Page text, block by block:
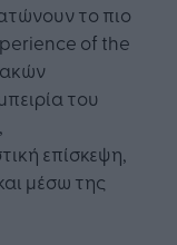
το πιο
of the
του
επίσκεψη,
μέσω της